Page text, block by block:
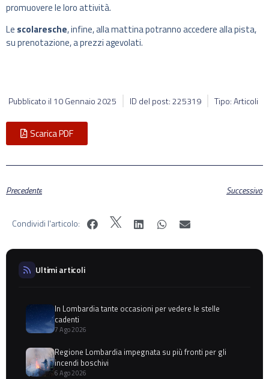
promuovere le loro attività.
Le scolaresche, infine, alla mattina potranno accedere alla pista,
su prenotazione, a prezzi agevolati.
Pubblicato il 10 Gennaio 2025 ID del post: 225319 Tipo: Articoli
Scarica PDF
Precedente Successivo
Condividi l'articolo:
Ultimi articoli
In Lombardia tante occasioni per vedere le stelle
cadenti
7 Ago 2026
Regione Lombardia impegnata su più fronti per gli
incendi boschivi
6 Ago 2026